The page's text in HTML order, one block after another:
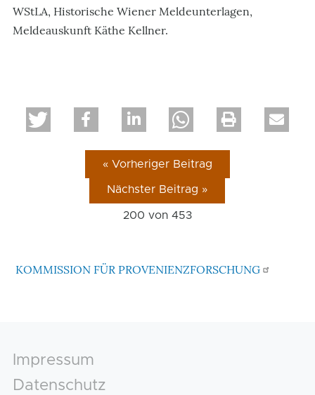
WStLA, Historische Wiener Meldeunterlagen,
Meldeauskunft Käthe Kellner.
« Vorheriger Beitrag
Nächster Beitrag »
200 von 453
KOMMISSION FÜR PROVENIENZFORSCHUNG
Footer
Impressum
Datenschutz